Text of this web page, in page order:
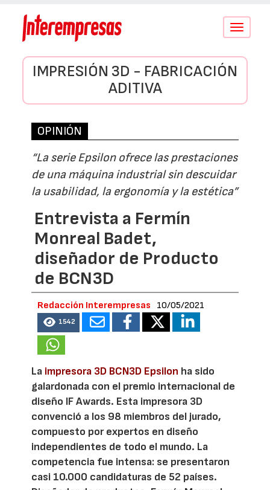
Conmutar
IMPRESIÓN 3D - FABRICACIÓN
ADITIVA
OPINIÓN
“La serie Epsilon ofrece las prestaciones
de una máquina industrial sin descuidar
la usabilidad, la ergonomía y la estética”
Entrevista a Fermín
Monreal Badet,
diseñador de Producto
de BCN3D
Redacción Interempresas 10/05/2021
1542
La impresora 3D BCN3D Epsilon ha sido
galardonada con el premio internacional de
diseño IF Awards. Esta impresora 3D
convenció a los 98 miembros del jurado,
compuesto por expertos en diseño
independientes de todo el mundo. La
competencia fue intensa: se presentaron
casi 10.000 candidaturas de 52 países.